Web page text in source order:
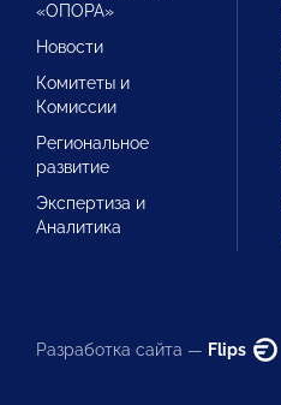
«ОПОРА»
Новости
Комитеты и
Комиссии
Региональное
развитие
Экспертиза и
Аналитика
Разработка сайта — Flips